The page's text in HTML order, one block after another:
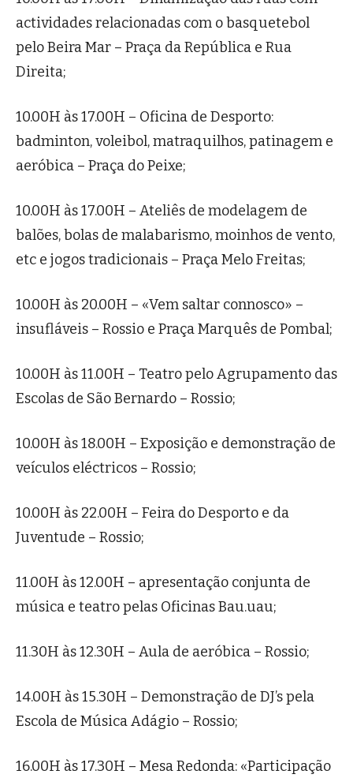
actividades relacionadas com o basquetebol
pelo Beira Mar – Praça da República e Rua
Direita;
10.00H às 17.00H – Oficina de Desporto:
badminton, voleibol, matraquilhos, patinagem e
aeróbica – Praça do Peixe;
10.00H às 17.00H – Ateliês de modelagem de
balões, bolas de malabarismo, moinhos de vento,
etc e jogos tradicionais – Praça Melo Freitas;
10.00H às 20.00H – «Vem saltar connosco» –
insufláveis – Rossio e Praça Marquês de Pombal;
10.00H às 11.00H – Teatro pelo Agrupamento das
Escolas de São Bernardo – Rossio;
10.00H às 18.00H – Exposição e demonstração de
veículos eléctricos – Rossio;
10.00H às 22.00H – Feira do Desporto e da
Juventude – Rossio;
11.00H às 12.00H – apresentação conjunta de
música e teatro pelas Oficinas Bau.uau;
11.30H às 12.30H – Aula de aeróbica – Rossio;
14.00H às 15.30H – Demonstração de DJ’s pela
Escola de Música Adágio – Rossio;
16.00H às 17.30H – Mesa Redonda: «Participação